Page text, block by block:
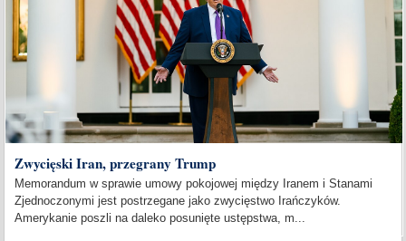
Zwycięski Iran, przegrany Trump
Memorandum w sprawie umowy pokojowej między Iranem i Stanami
Zjednoczonymi jest postrzegane jako zwycięstwo Irańczyków.
Amerykanie poszli na daleko posunięte ustępstwa, m...